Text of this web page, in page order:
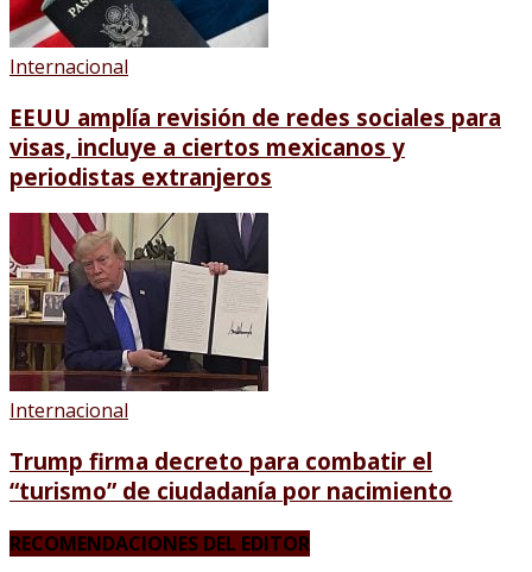
Internacional
EEUU amplía revisión de redes sociales para
visas, incluye a ciertos mexicanos y
periodistas extranjeros
Internacional
Trump firma decreto para combatir el
“turismo” de ciudadanía por nacimiento
RECOMENDACIONES DEL EDITOR